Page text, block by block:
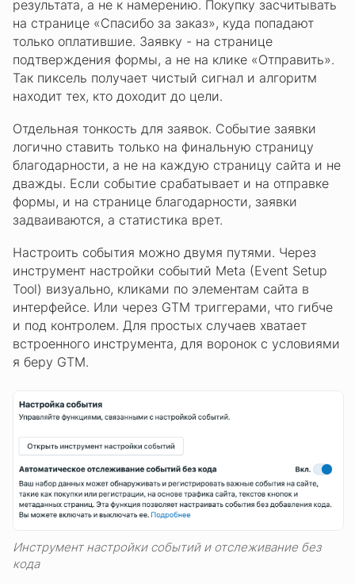
результата, а не к намерению. Покупку засчитывать
на странице «Спасибо за заказ», куда попадают
только оплатившие. Заявку - на странице
подтверждения формы, а не на клике «Отправить».
Так пиксель получает чистый сигнал и алгоритм
находит тех, кто доходит до цели.
Отдельная тонкость для заявок. Событие заявки
логично ставить только на финальную страницу
благодарности, а не на каждую страницу сайта и не
дважды. Если событие срабатывает и на отправке
формы, и на странице благодарности, заявки
задваиваются, а статистика врет.
Настроить события можно двумя путями. Через
инструмент настройки событий Meta (Event Setup
Tool) визуально, кликами по элементам сайта в
интерфейсе. Или через GTM триггерами, что гибче
и под контролем. Для простых случаев хватает
встроенного инструмента, для воронок с условиями
я беру GTM.
Инструмент настройки событий и отслеживание без
кода